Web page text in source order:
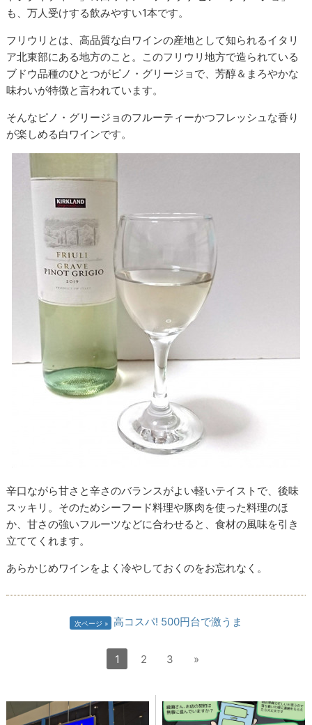
も、万人受けする飲みやすい1本です。
フリウリとは、高品質な白ワインの産地として知られるイタリ
ア北東部にある地方のこと。このフリウリ地方で造られている
ブドウ品種のひとつがピノ・グリージョで、芳醇＆まろやかな
味わいが特徴と言われています。
そんなピノ・グリージョのフルーティーかつフレッシュな香り
が楽しめる白ワインです。
辛口ながら甘さと辛さのバランスがよい軽いテイストで、後味
スッキリ。そのためシーフード料理や豚肉を使った料理のほ
か、甘さの強いフルーツなどに合わせると、食材の風味を引き
立ててくれます。
あらかじめワインをよく冷やしておくのをお忘れなく。
次ページ 高コスパ! 500円台で激うま
1 2 3 »